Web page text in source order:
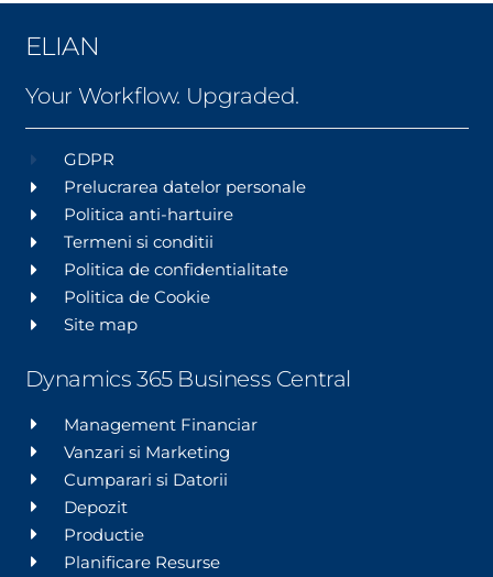
ELIAN
Your Workflow. Upgraded.
GDPR
Prelucrarea datelor personale
Politica anti-hartuire
Termeni si conditii
Politica de confidentialitate
Politica de Cookie
Site map
Dynamics 365 Business Central
Management Financiar
Vanzari si Marketing
Cumparari si Datorii
Depozit
Productie
Planificare Resurse